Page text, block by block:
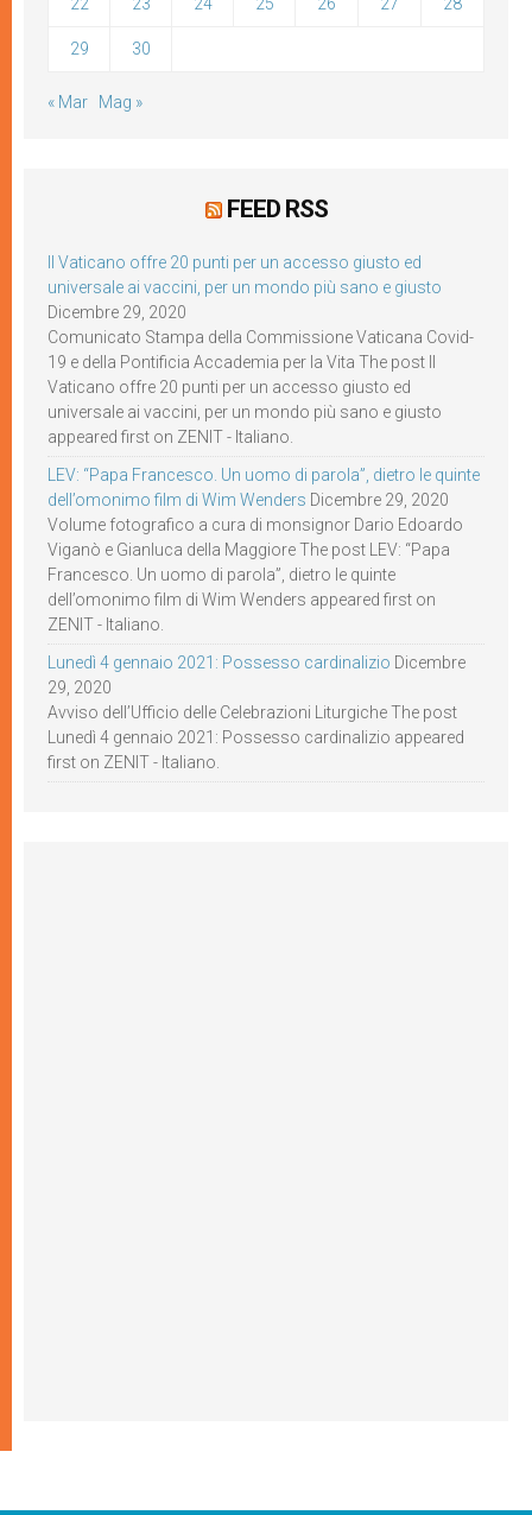
29 30
« Mar Mag »
FEED RSS
Il Vaticano offre 20 punti per un accesso giusto ed
universale ai vaccini, per un mondo più sano e giusto
Dicembre 29, 2020
Comunicato Stampa della Commissione Vaticana Covid-
19 e della Pontificia Accademia per la Vita The post Il
Vaticano offre 20 punti per un accesso giusto ed
universale ai vaccini, per un mondo più sano e giusto
appeared first on ZENIT - Italiano.
LEV: “Papa Francesco. Un uomo di parola”, dietro le quinte
dell’omonimo film di Wim Wenders Dicembre 29, 2020
Volume fotografico a cura di monsignor Dario Edoardo
Viganò e Gianluca della Maggiore The post LEV: “Papa
Francesco. Un uomo di parola”, dietro le quinte
dell’omonimo film di Wim Wenders appeared first on
ZENIT - Italiano.
Lunedì 4 gennaio 2021: Possesso cardinalizio Dicembre
29, 2020
Avviso dell’Ufficio delle Celebrazioni Liturgiche The post
Lunedì 4 gennaio 2021: Possesso cardinalizio appeared
first on ZENIT - Italiano.